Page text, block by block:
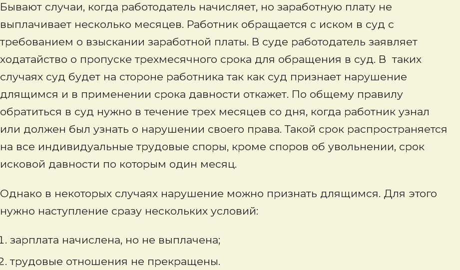
Бывают случаи, когда работодатель начисляет, но заработную плату не
выплачивает несколько месяцев. Работник обращается с иском в суд с
требованием о взыскании заработной платы. В суде работодатель заявляет
ходатайство о пропуске трехмесячного срока для обращения в суд. В таких
случаях суд будет на стороне работника так как суд признает нарушение
длящимся и в применении срока давности откажет. По общему правилу
обратиться в суд нужно в течение трех месяцев со дня, когда работник узнал
или должен был узнать о нарушении своего права. Такой срок распространяется
на все индивидуальные трудовые споры, кроме споров об увольнении, срок
исковой давности по которым один месяц.
Однако в некоторых случаях нарушение можно признать длящимся. Для этого
нужно наступление сразу нескольких условий:
зарплата начислена, но не выплачена;
трудовые отношения не прекращены.